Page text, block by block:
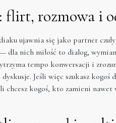
flirt, rozmowa i
ujawnia się jako partner
dla nich miłość to dialog,
tempo konwersacji i
Jeśli więc szukasz
chcesz kogoś, kto zamieni